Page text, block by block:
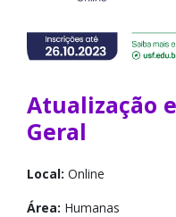
Atualização
Geral
Local: Online
Área: Humanas